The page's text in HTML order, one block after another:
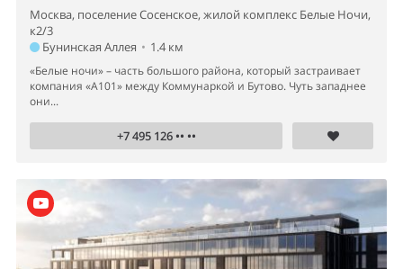
Москва, поселение Сосенское, жилой комплекс Белые Ночи,
к2/3
Бунинская Аллея • 1.4 км
«Белые ночи» – часть большого района, который застраивает
компания «А101» между Коммунаркой и Бутово. Чуть западнее
они...
+7 495 126 •• ••